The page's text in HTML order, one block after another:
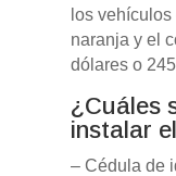
los
naranja y el
dólares o
¿Cuáles
instalar
– Cédula de